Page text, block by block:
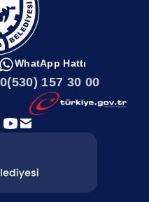
WhatApp Hattı
157 30 00